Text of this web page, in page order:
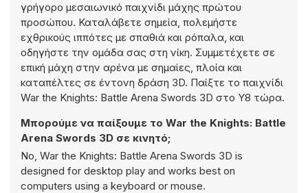
γρήγορο μεσαιωνικό παιχνίδι μάχης πρώτου
προσώπου. Καταλάβετε σημεία, πολεμήστε
εχθρικούς ιππότες με σπαθιά και ρόπαλα, και
οδηγήστε την ομάδα σας στη νίκη. Συμμετέχετε σε
επική μάχη στην αρένα με σημαίες, πλοία και
καταπέλτες σε έντονη δράση 3D. Παίξτε το παιχνίδι
War the Knights: Battle Arena Swords 3D στο Y8 τώρα.
Μπορούμε να παίξουμε το War the Knights: Battle
Arena Swords 3D σε κινητό;
No, War the Knights: Battle Arena Swords 3D is
designed for desktop play and works best on
computers using a keyboard or mouse.